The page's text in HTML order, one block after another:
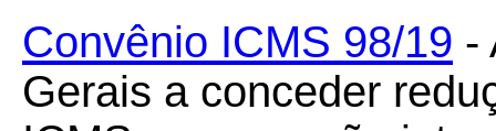
Convênio ICMS 98/19 -
Gerais a conceder